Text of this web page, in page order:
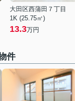
大田区西蒲田７丁目
1K (25.75㎡)
13.3万円
件